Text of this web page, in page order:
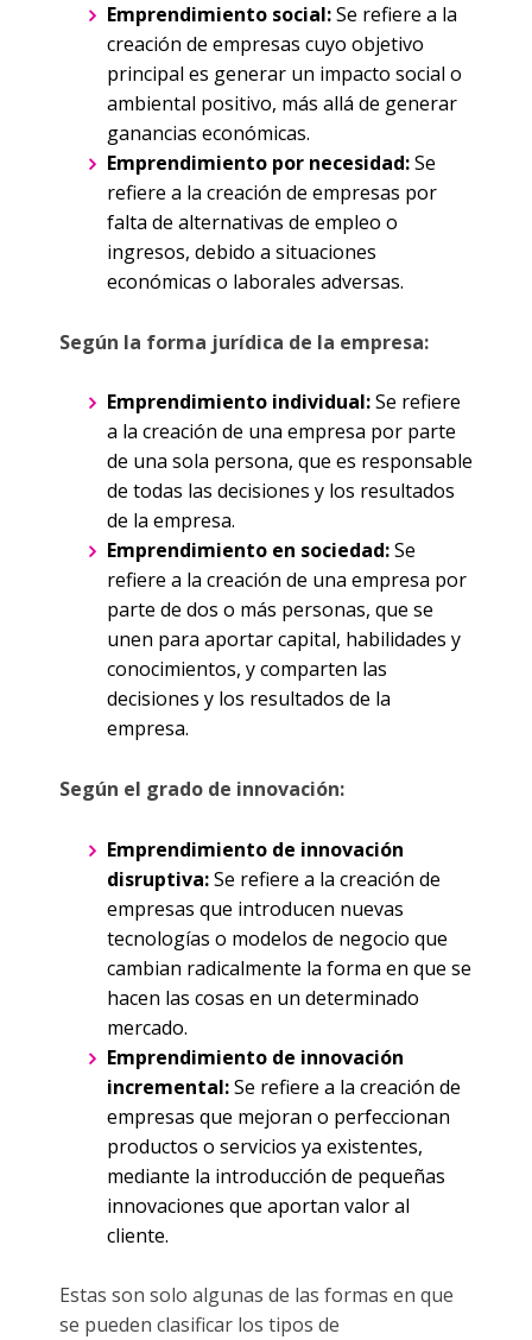
Emprendimiento social:Se refiere a la
creación de empresas cuyo objetivo
principal es generar un impacto social o
ambiental positivo, más allá de generar
ganancias económicas.
Emprendimiento por necesidad:Se
refiere a la creación de empresas por
falta de alternativas de empleo o
ingresos, debido a situaciones
económicas o laborales adversas.
Según la forma jurídica de la empresa:
Emprendimiento individual:Se refiere
a la creación de una empresa por parte
de una sola persona, que es responsable
de todas las decisiones y los resultados
de la empresa.
Emprendimiento en sociedad:Se
refiere a la creación de una empresa por
parte de dos o más personas, que se
unen para aportar capital, habilidades y
conocimientos, y comparten las
decisiones y los resultados de la
empresa.
Según el grado de innovación:
Emprendimiento de innovación
disruptiva:Se refiere a la creación de
empresas que introducen nuevas
tecnologías o modelos de negocio que
cambian radicalmente la forma en que se
hacen las cosas en un determinado
mercado.
Emprendimiento de innovación
incremental:Se refiere a la creación de
empresas que mejoran o perfeccionan
productos o servicios ya existentes,
mediante la introducción de pequeñas
innovaciones que aportan valor al
cliente.
Estas son solo algunas de las formas en que
se pueden clasificar los tipos de